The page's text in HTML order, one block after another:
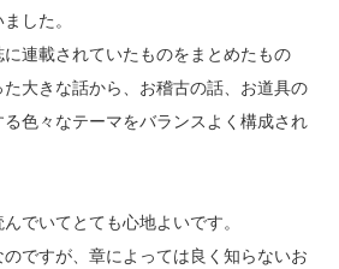
した。
連載されていたものをまとめたもの
大きな話から、お稽古の話、お道具の
色々なテーマをバランスよく構成され
でいてとても心地よいです。
ですが、章によっては良く知らないお